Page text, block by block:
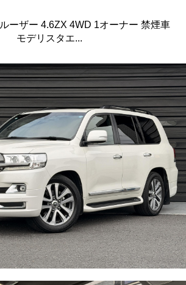
ーザー 4.6ZX 4WD 1オーナー 禁煙車
モデリスタエ...